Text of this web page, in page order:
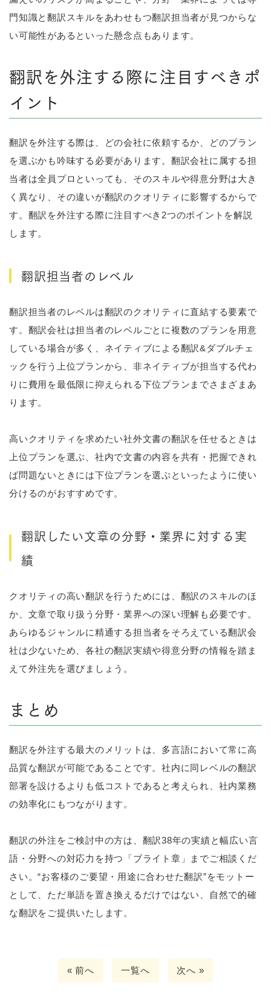
門知識と翻訳スキルをあわせもつ翻訳担当者が見つからな
い可能性があるといった懸念点もあります。
翻訳を外注する際に注目すべきポ
イント
翻訳を外注する際は、どの会社に依頼するか、どのプラン
を選ぶかも吟味する必要があります。翻訳会社に属する担
当者は全員プロといっても、そのスキルや得意分野は大き
く異なり、その違いが翻訳のクオリティに影響するからで
す。翻訳を外注する際に注目すべき2つのポイントを解説
します。
翻訳担当者のレベル
翻訳担当者のレベルは翻訳のクオリティに直結する要素で
す。翻訳会社は担当者のレベルごとに複数のプランを用意
している場合が多く、ネイティブによる翻訳&ダブルチェ
ックを行う上位プランから、非ネイティブが担当する代わ
りに費用を最低限に抑えられる下位プランまでさまざまあ
ります。
高いクオリティを求めたい社外文書の翻訳を任せるときは
上位プランを選ぶ、社内で文書の内容を共有・把握できれ
ば問題ないときには下位プランを選ぶといったように使い
分けるのがおすすめです。
翻訳したい文章の分野・業界に対する実
績
クオリティの高い翻訳を行うためには、翻訳のスキルのほ
か、文章で取り扱う分野・業界への深い理解も必要です。
あらゆるジャンルに精通する担当者をそろえている翻訳会
社は少ないため、各社の翻訳実績や得意分野の情報を踏ま
えて外注先を選びましょう。
まとめ
翻訳を外注する最大のメリットは、多言語において常に高
品質な翻訳が可能であることです。社内に同レベルの翻訳
部署を設けるよりも低コストであると考えられ、社内業務
の効率化にもつながります。
翻訳の外注をご検討中の方は、翻訳38年の実績と幅広い言
語・分野への対応力を持つ「ブライト章」までご相談くだ
さい。“お客様のご要望・用途に合わせた翻訳”をモットー
として、ただ単語を置き換えるだけではない、自然で的確
な翻訳をご提供いたします。
« 前へ 一覧へ 次へ »